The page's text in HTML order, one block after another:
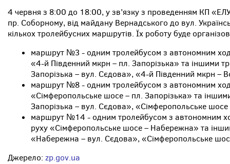
4 червня з 8:00 до 18:00, у зв’язку з проведенням КП
пр. Соборному, від майдану Вернадського до вул.
кількох тролейбусних маршрутів. Їх роботу буде
маршрут №3 - одним тролейбусом з автономним
«4-й Південний мкрн – пл. Запорізька» та іншими
Запорізька – вул. Сєдова», «4-й Південний мкрн –
маршрут №8 - одним тролейбусом з автономним
«Сімферопольське шосе – пл. Запорізька» та
Запорізька – вул. Сєдова», «Сімферопольське
маршрут №14 - одним тролейбусом з автономним
руху «Сімферопольське шосе – Набережна» та
«Набережна – вул. Сєдова», «Сімферопольське
Джерело: zp.gov.ua